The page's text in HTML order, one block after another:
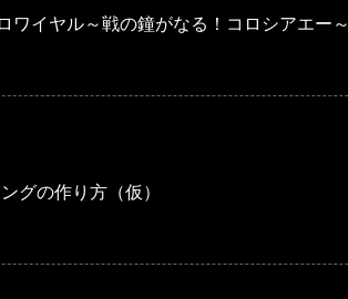
ワイヤル～戦の鐘がなる！コロシアエー～
グの作り方（仮）